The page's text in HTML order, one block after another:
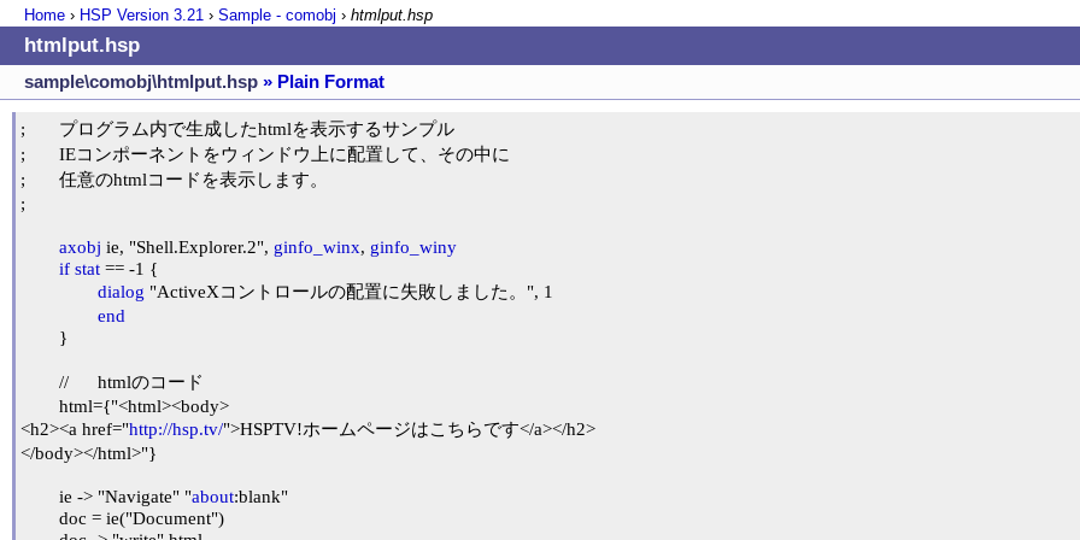
Home › HSP Version 3.21 › Sample - comobj › htmlput.hsp
htmlput.hsp
sample\comobj\htmlput.hsp » Plain Format
;	プログラム内で生成したhtmlを表示するサンプル
;	IEコンポーネントをウィンドウ上に配置して、その中に
;	任意のhtmlコードを表示します。
;
axobj ie, "Shell.Explorer.2", ginfo_winx, ginfo_winy
if stat == -1 {
dialog "ActiveXコントロールの配置に失敗しました。", 1
end
<h2><a href="http://hsp.tv/">HSPTV!ホームページはこちらです</a></h2>
</body></html>"}
	ie -> "Navigate" "
about:blank"